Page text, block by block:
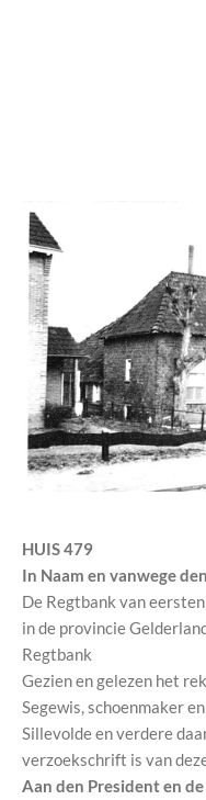
HUIS 479
In Naam en vanwege
De Regtbank van
in de provincie
Regtbank
Gezien en gelezen het
Segewis, schoenmaker en
Sillevolde en verdere
verzoekschrift is van
Aan den President en